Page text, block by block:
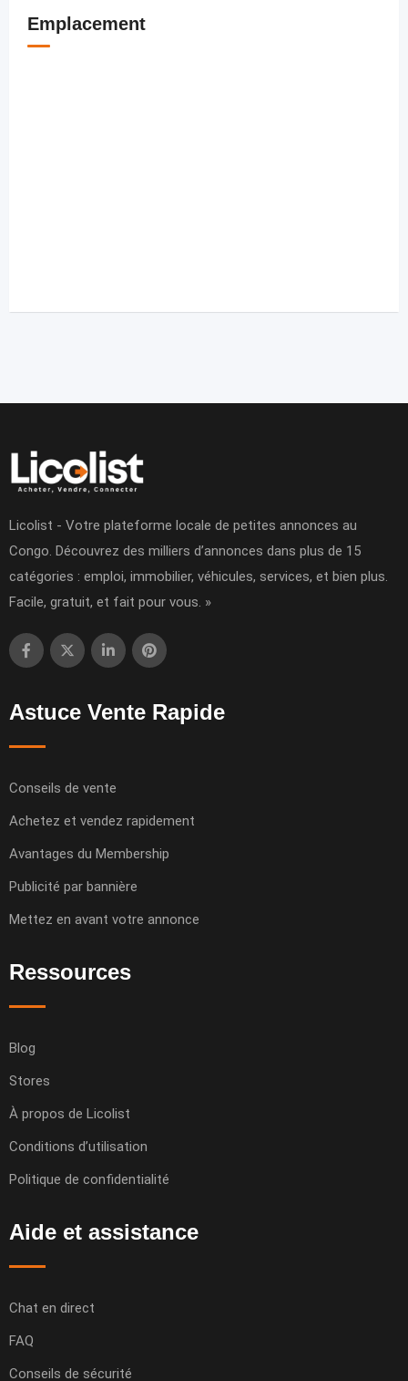
Emplacement
Licolist - Votre plateforme locale de petites annonces au
Congo. Découvrez des milliers d’annonces dans plus de 15
catégories : emploi, immobilier, véhicules, services, et bien plus.
Facile, gratuit, et fait pour vous. »
Astuce Vente Rapide
Conseils de vente
Achetez et vendez rapidement
Avantages du Membership
Publicité par bannière
Mettez en avant votre annonce
Ressources
Blog
Stores
À propos de Licolist
Conditions d’utilisation
Politique de confidentialité
Aide et assistance
Chat en direct
FAQ
Conseils de sécurité